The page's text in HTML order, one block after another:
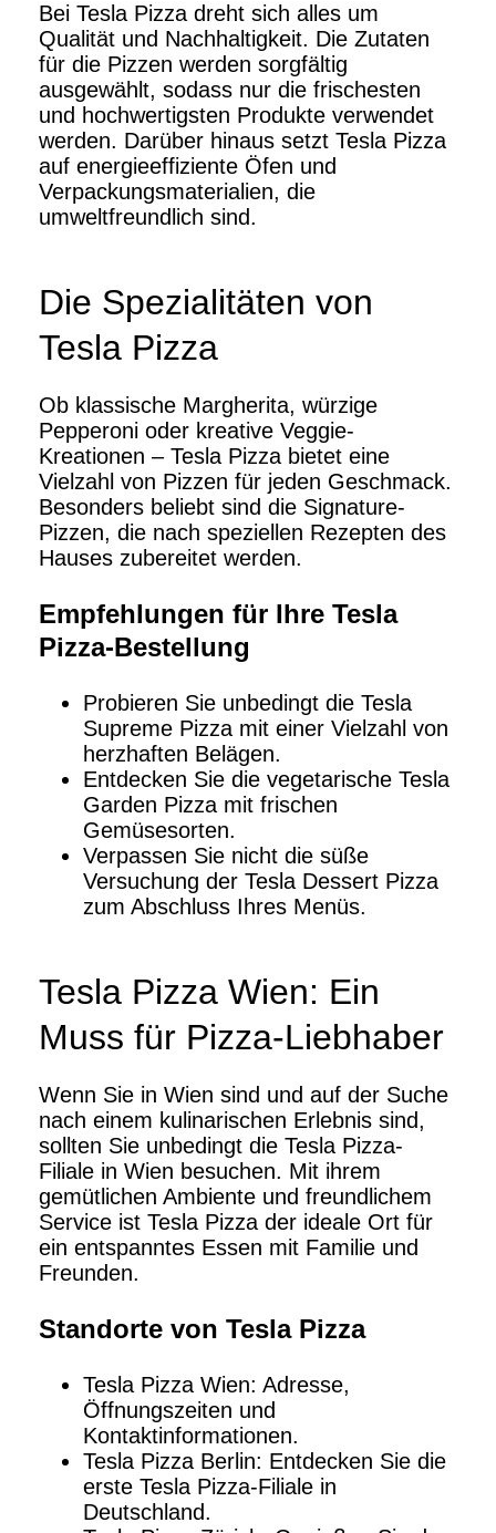
Bei Tesla Pizza dreht sich alles um
Qualität und Nachhaltigkeit. Die Zutaten
für die Pizzen werden sorgfältig
ausgewählt, sodass nur die frischesten
und hochwertigsten Produkte verwendet
werden. Darüber hinaus setzt Tesla Pizza
auf energieeffiziente Öfen und
Verpackungsmaterialien, die
umweltfreundlich sind.
Die Spezialitäten von
Tesla Pizza
Ob klassische Margherita, würzige
Pepperoni oder kreative Veggie-
Kreationen – Tesla Pizza bietet eine
Vielzahl von Pizzen für jeden Geschmack.
Besonders beliebt sind die Signature-
Pizzen, die nach speziellen Rezepten des
Hauses zubereitet werden.
Empfehlungen für Ihre Tesla
Pizza-Bestellung
Probieren Sie unbedingt die Tesla
Supreme Pizza mit einer Vielzahl von
herzhaften Belägen.
Entdecken Sie die vegetarische Tesla
Garden Pizza mit frischen
Gemüsesorten.
Verpassen Sie nicht die süße
Versuchung der Tesla Dessert Pizza
zum Abschluss Ihres Menüs.
Tesla Pizza Wien: Ein
Muss für Pizza-Liebhaber
Wenn Sie in Wien sind und auf der Suche
nach einem kulinarischen Erlebnis sind,
sollten Sie unbedingt die Tesla Pizza-
Filiale in Wien besuchen. Mit ihrem
gemütlichen Ambiente und freundlichem
Service ist Tesla Pizza der ideale Ort für
ein entspanntes Essen mit Familie und
Freunden.
Standorte von Tesla Pizza
Tesla Pizza Wien: Adresse,
Öffnungszeiten und
Kontaktinformationen.
Tesla Pizza Berlin: Entdecken Sie die
erste Tesla Pizza-Filiale in
Deutschland.